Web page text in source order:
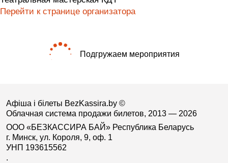
Перейти к странице организатора
Подгружаем мероприятия
Афіша і білеты BezKassira.by ©
Облачная система продажи билетов, 2013 — 2026
ООО «БЕЗКАССИРА БАЙ» Республика Беларусь
г. Минск, ул. Короля, 9, оф. 1
УНП 193615562
.